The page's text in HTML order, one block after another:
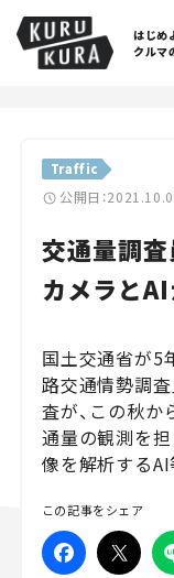
はじめ
クルマ
Traffic
公開日：
交通量調査
カメラと
国土交通省が5
路交通情勢調
査が、この秋か
通量の観測を
像を解析するAI
この記事をシェア
Cars
Lifestyle
Traffic
Special
Series
Campaign
スズキ ジムニー｜
マツダ｜Mazda